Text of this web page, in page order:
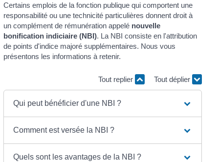
Certains emplois de la fonction publique qui comportent une
responsabilité ou une technicité particulières donnent droit à
un complément de rémunération appelé nouvelle
bonification indiciaire (NBI). La NBI consiste en l'attribution
de points d'indice majoré supplémentaires. Nous vous
présentons les informations à retenir.
Tout replier Tout déplier
Qui peut bénéficier d'une NBI ?
Comment est versée la NBI ?
Quels sont les avantages de la NBI ?